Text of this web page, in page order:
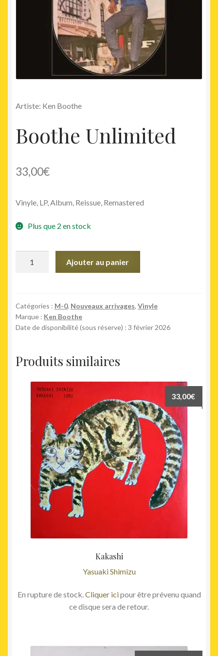
Artiste: Ken Boothe
Boothe Unlimited
33,00€
Vinyle, LP, Album, Reissue, Remastered
Plus que 2 en stock
Ajouter au panier
Catégories : M-0, Nouveaux arrivages, Vinyle
Marque : Ken Boothe
Date de disponibilité (sous réserve) : 3 février 2026
Produits similaires
Kakashi
Yasuaki Shimizu
33,00€
En rupture de stock.Cliquer icipour être prévenu quand
ce disque sera de retour.